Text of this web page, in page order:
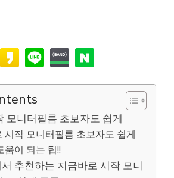
모니터필름 초보자도 쉽게
시작 모니터필름 초보자도 쉽게
움이 되는 팁!!
추천하는 지금바로 시작 모니